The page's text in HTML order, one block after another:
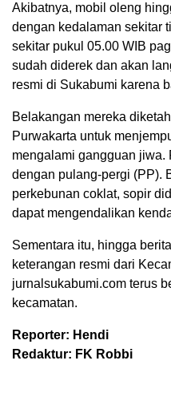
Akibatnya, mobil oleng
dengan kedalaman sekitar
sekitar pukul 05.00 WIB
sudah diderek dan akan
resmi di Sukabumi karena
Belakangan mereka
Purwakarta untuk
mengalami gangguan jiwa.
dengan pulang-pergi (PP).
perkebunan coklat, sopir
dapat mengendalikan
Sementara itu, hingga
keterangan resmi dari
jurnalsukabumi.com terus
kecamatan.
Reporter: Hendi
Redaktur: FK Robbi